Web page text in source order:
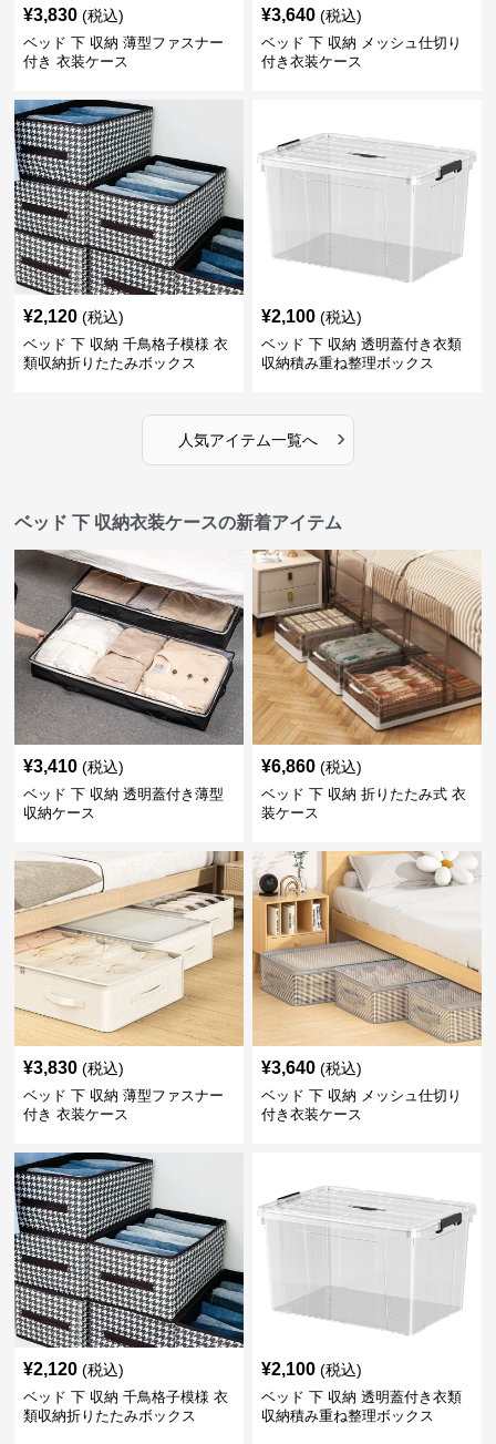
¥3,830 (税込)
ベッド 下 収納 薄型ファスナー
付き 衣装ケース
¥3,640 (税込)
ベッド 下 収納 メッシュ仕切り
付き衣装ケース
¥2,120 (税込)
ベッド 下 収納 千鳥格子模様 衣
類収納折りたたみボックス
¥2,100 (税込)
ベッド 下 収納 透明蓋付き衣類
収納積み重ね整理ボックス
人気アイテム一覧へ ›
ベッド 下 収納衣装ケースの新着アイテム
¥3,410 (税込)
ベッド 下 収納 透明蓋付き薄型
収納ケース
¥6,860 (税込)
ベッド 下 収納 折りたたみ式 衣
装ケース
¥3,830 (税込)
ベッド 下 収納 薄型ファスナー
付き 衣装ケース
¥3,640 (税込)
ベッド 下 収納 メッシュ仕切り
付き衣装ケース
¥2,120 (税込)
ベッド 下 収納 千鳥格子模様 衣
類収納折りたたみボックス
¥2,100 (税込)
ベッド 下 収納 透明蓋付き衣類
収納積み重ね整理ボックス